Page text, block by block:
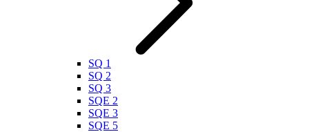
SQ 1
SQ 2
SQ 3
SQE 2
SQE 3
SQE 5